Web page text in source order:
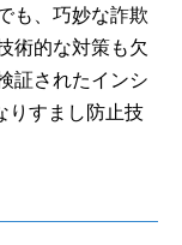
も、巧妙な詐欺
術的な対策も欠
証されたインシ
りすまし防止技